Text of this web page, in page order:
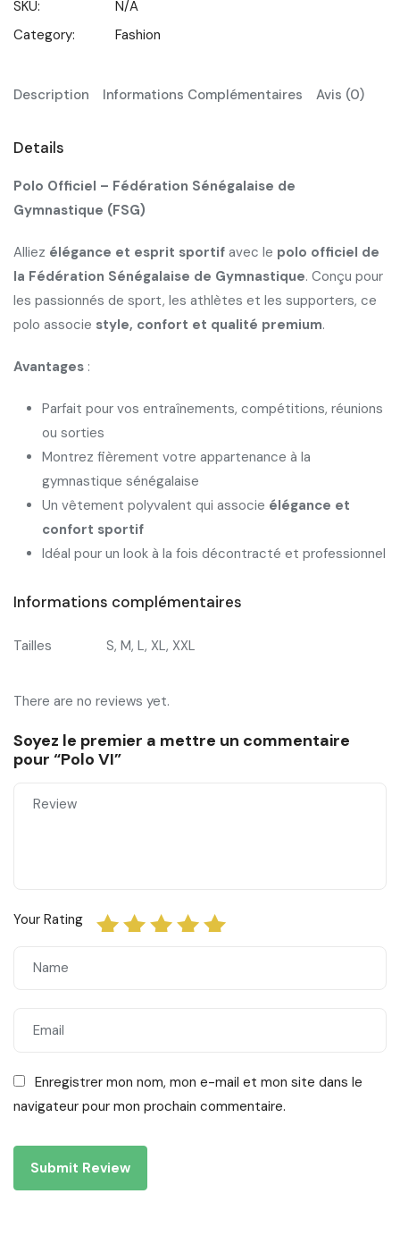
SKU:
N/A
Category:
Fashion
Description Informations Complémentaires Avis (0)
Details
Polo Officiel – Fédération Sénégalaise de
Gymnastique (FSG)
Alliez élégance et esprit sportif avec le polo officiel de
la Fédération Sénégalaise de Gymnastique. Conçu pour
les passionnés de sport, les athlètes et les supporters, ce
polo associe style, confort et qualité premium.
Avantages :
Parfait pour vos entraînements, compétitions, réunions
ou sorties
Montrez fièrement votre appartenance à la
gymnastique sénégalaise
Un vêtement polyvalent qui associe élégance et
confort sportif
Idéal pour un look à la fois décontracté et professionnel
Informations complémentaires
Tailles S, M, L, XL, XXL
There are no reviews yet.
Soyez le premier a mettre un commentaire
pour “Polo VI”
Your Rating
Enregistrer mon nom, mon e-mail et mon site dans le
navigateur pour mon prochain commentaire.